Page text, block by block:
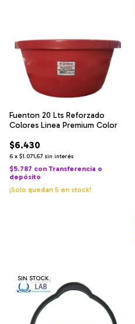
Fuenton 20 Lts Reforzado
Colores Linea Premium Color
$6.430
6 x $1.071,67 sin interés
$5.787 con Transferencia o
depósito
¡Solo quedan 5 en stock!
SIN STOCK